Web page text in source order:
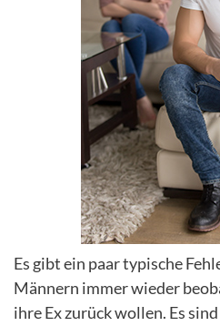
Es gibt ein paar typische
Männern immer wieder
ihre Ex zurück wollen. Es